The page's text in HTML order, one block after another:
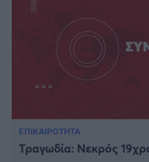
ΕΠΙΚΑΙΡΟΤΗΤΑ
Τραγωδία: Νεκρός